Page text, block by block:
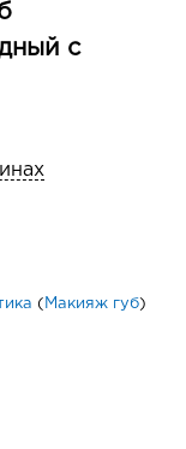
с
( Макияж губ)